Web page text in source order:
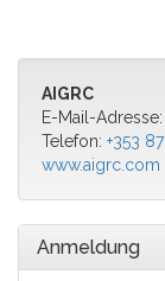
AIGRC
E-Mail-Adresse:
Telefon: +353
www.aigrc.com
Anmeldung